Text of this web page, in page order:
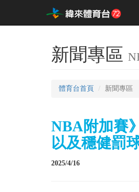
新聞專區
體育台首頁 新聞專區
NBA附加賽
以及穩健罰
2025/4/16